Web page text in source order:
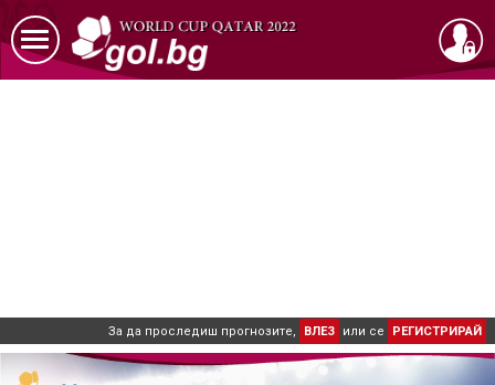
За да проследиш прогнозите, ВЛЕЗ или се РЕГИСТРИРАЙ